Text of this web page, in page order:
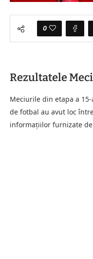
0
Rezultatele
Meciurile din etapa a
de fotbal au avut loc
informațiilor furnizate de